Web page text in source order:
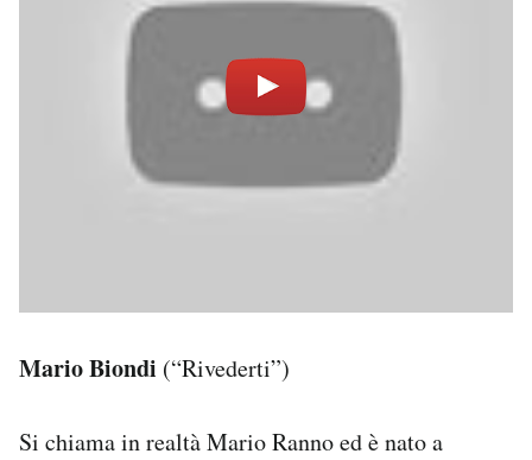
Mario Biondi (“Rivederti”)
Si chiama in realtà Mario Ranno ed è nato a